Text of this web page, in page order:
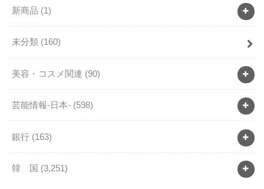
新商品 (1)
未分類 (160)
美容・コスメ関連 (90)
芸能情報-日本- (598)
銀行 (163)
韓 国 (3,251)